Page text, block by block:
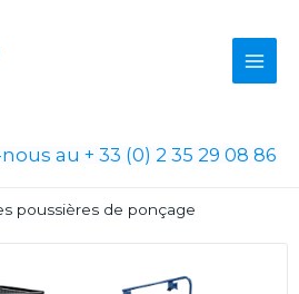
au + 33 (0) 2 35 29 08 86
poussières de ponçage